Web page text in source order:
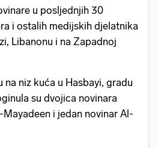
u posljednjih 30
i ostalih medijskih djelatnika
Libanonu i na Zapadnoj
na niz kuća u Hasbayi, gradu
su dvojica novinara
i jedan novinar Al-